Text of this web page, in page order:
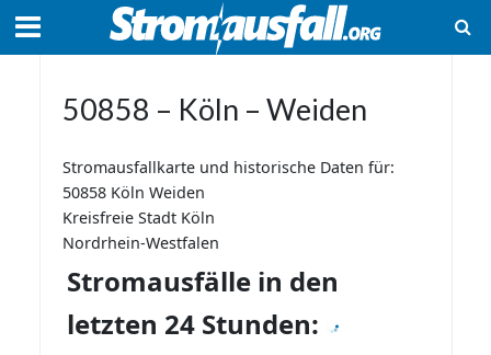
50858 – Köln – Weiden
Stromausfallkarte und historische Daten für:
50858 Köln Weiden
Kreisfreie Stadt Köln
Nordrhein-Westfalen
Stromausfälle in den
letzten 24 Stunden: